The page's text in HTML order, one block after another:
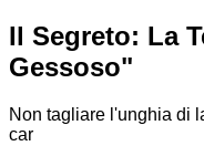
Il Segreto: La
Gessoso"
Non tagliare l'unghia di
car